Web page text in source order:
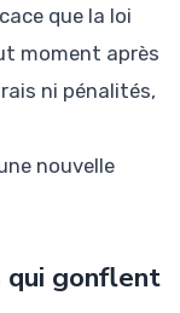
que la loi
moment après
ni pénalités,
nouvelle
qui gonflent